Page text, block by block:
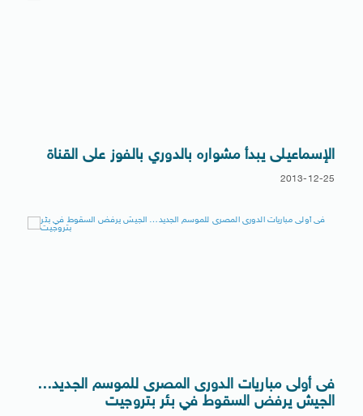
الإسماعيلى يبدأ مشواره بالدوري بالفوز على القناة
2013-12-25
فى أولى مباريات الدورى المصرى للموسم الجديد…
الجيش يرفض السقوط في بئر بتروجيت